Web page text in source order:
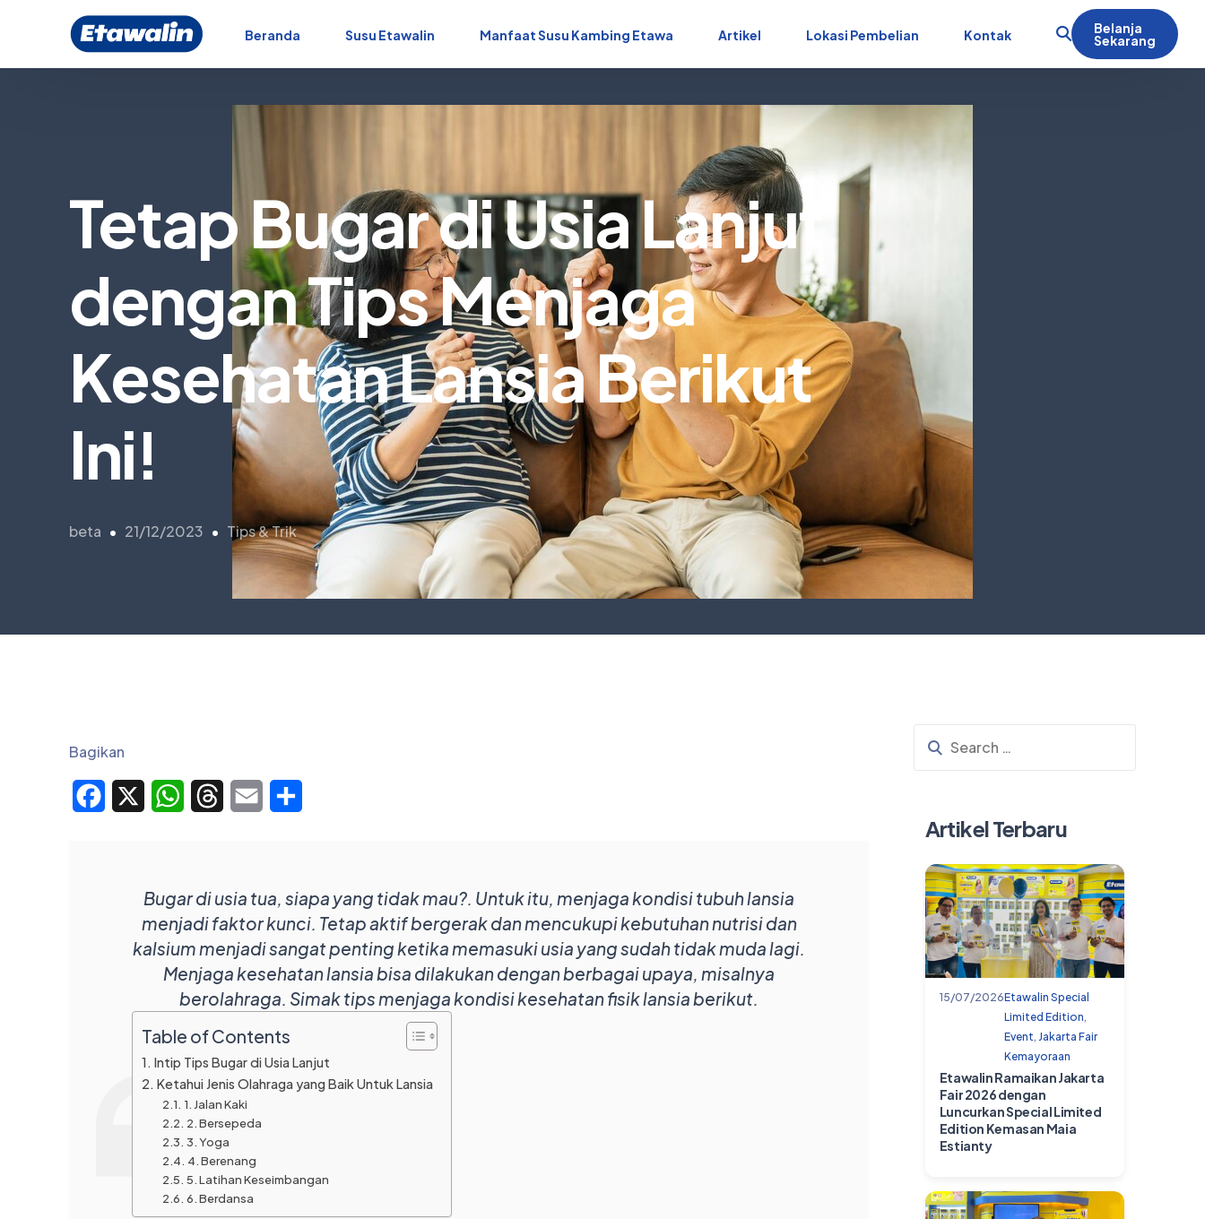
Beranda Susu Etawalin Manfaat Susu Kambing Etawa Artikel Lokasi Pembelian Kontak Belanja
Sekarang
Tetap Bugar di Usia Lanjut
dengan Tips Menjaga
Kesehatan Lansia Berikut
Ini!
beta 21/12/2023 Tips & Trik
Bagikan
Facebook WhatsAppThreadsEmail
Bugar di usia tua, siapa yang tidak mau?. Untuk itu, menjaga kondisi tubuh lansia
menjadi faktor kunci. Tetap aktif bergerak dan mencukupi kebutuhan nutrisi dan
kalsium menjadi sangat penting ketika memasuki usia yang sudah tidak muda lagi.
Menjaga kesehatan lansia bisa dilakukan dengan berbagai upaya, misalnya
berolahraga. Simak tips menjaga kondisi kesehatan fisik lansia berikut.
Table of Contents
Intip Tips Bugar di Usia Lanjut
Ketahui Jenis Olahraga yang Baik Untuk Lansia
1. Jalan Kaki
2. Bersepeda
3. Yoga
4. Berenang
5. Latihan Keseimbangan
6. Berdansa
Artikel Terbaru
15/07/2026Etawalin Special
Limited Edition,
Event, Jakarta Fair
Kemayoraan
Etawalin Ramaikan Jakarta
Fair 2026 dengan
Luncurkan Special Limited
Edition Kemasan Maia
Estianty